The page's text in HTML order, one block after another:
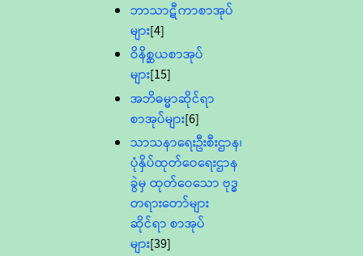
ဘာသာဋီကာစာအုပ်
များ[4]
ဝိနိစ္ဆယစာအုပ်
များ[15]
အဘိဓမ္မာဆိုင်ရာ
စာအုပ်များ[6]
သာသနာရေးဦးစီးဌာန၊
ပုံနှိပ်ထုတ်ဝေရေးဌာန
ခွဲမှ ထုတ်ဝေသော ဗုဒ္ဓ
တရားတော်များ
ဆိုင်ရာ စာအုပ်
များ[39]